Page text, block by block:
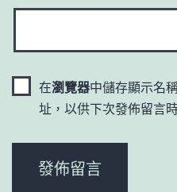
在瀏覽器中儲存顯示名
址，以供下次發佈留言